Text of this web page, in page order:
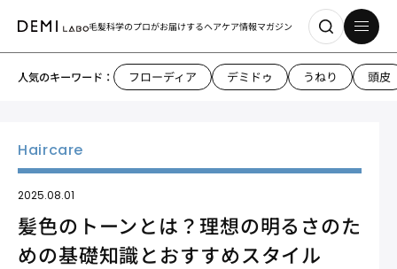
毛髪科学のプロがお届けするヘアケア情報マガジン
人気のキーワード： フローディア デミドゥ うねり 頭皮
2025.08.01
髪色のトーンとは？理想の明るさのた
めの基礎知識とおすすめスタイル